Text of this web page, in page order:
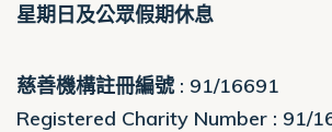
星期日及公眾假期休息
慈善機構註冊編號 : 91/16691
Registered Charity Number : 91/